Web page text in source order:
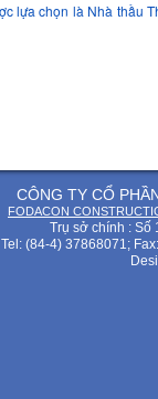
lựa chọn là Nhà thầu
CÔNG TY CỔ
FODACON
Trụ sở chính : Số
Tel: (84-4) 37868071;